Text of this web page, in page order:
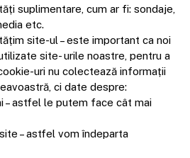
suplimentare, cum ar fi: sondaje,
etc.
site-ul – este important ca noi
site- urile noastre, pentru a
uri nu colectează informații
ci date despre:
– astfel le putem face cât mai
– astfel vom îndeparta